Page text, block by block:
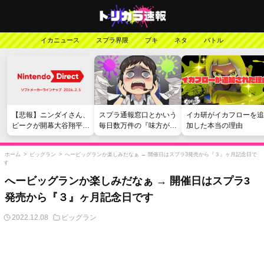
イカニュース スプラ界隈 ブキ ネタ バトル
【悲報】ニンダイさん、
ピークが開幕大谷翔平の
がっかりダイレクトだっ
たと言われてしまう
スプラ通報窓口とかいう
毎日数万件の『味方が弱
い』愚痴を読まされる苦
行
イカ研がイカフローを追
加した本当の理由
ホーム > ビッグラン > へービッグランか楽しみだなぁ → 開催日はスプラ3発売から『３』ヶ月記念日で
す
へービッグランか楽しみだなぁ → 開催日はスプラ3
発売から『３』ヶ月記念日です
2022.12.08 ビッグラン